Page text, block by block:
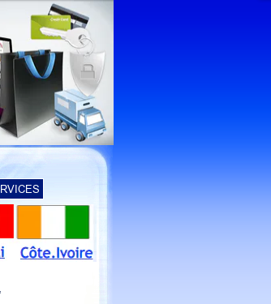
LIVRONS EN AFRIQUE , DATES DES